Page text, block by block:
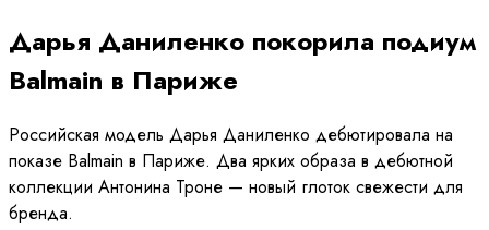
Дарья Даниленко покорила подиум
Balmain в Париже
Российская модель Дарья Даниленко дебютировала на
показе Balmain в Париже. Два ярких образа в дебютной
коллекции Антонина Троне — новый глоток свежести для
бренда.